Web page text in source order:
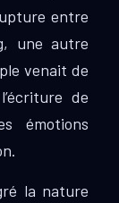
entre
une autre
venait de
de
émotions
la nature